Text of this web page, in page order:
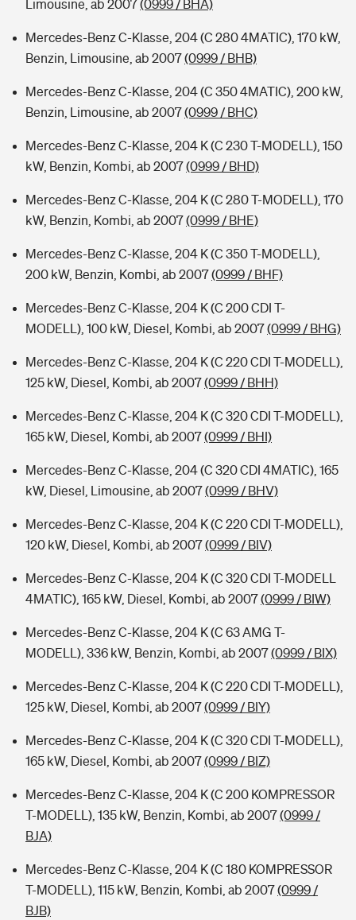
Limousine, ab 2007 (0999 / BHA)
Mercedes-Benz C-Klasse, 204 (C 280 4MATIC), 170 kW,
Benzin, Limousine, ab 2007(0999 / BHB)
Mercedes-Benz C-Klasse, 204 (C 350 4MATIC), 200 kW,
Benzin, Limousine, ab 2007(0999 / BHC)
Mercedes-Benz C-Klasse, 204 K (C 230 T-MODELL), 150
kW, Benzin, Kombi, ab 2007(0999 / BHD)
Mercedes-Benz C-Klasse, 204 K (C 280 T-MODELL), 170
kW, Benzin, Kombi, ab 2007(0999 / BHE)
Mercedes-Benz C-Klasse, 204 K (C 350 T-MODELL),
200 kW, Benzin, Kombi, ab 2007(0999 / BHF)
Mercedes-Benz C-Klasse, 204 K (C 200 CDI T-
MODELL), 100 kW, Diesel, Kombi, ab 2007(0999 / BHG)
Mercedes-Benz C-Klasse, 204 K (C 220 CDI T-MODELL),
125 kW, Diesel, Kombi, ab 2007(0999 / BHH)
Mercedes-Benz C-Klasse, 204 K (C 320 CDI T-MODELL),
165 kW, Diesel, Kombi, ab 2007(0999 / BHI)
Mercedes-Benz C-Klasse, 204 (C 320 CDI 4MATIC), 165
kW, Diesel, Limousine, ab 2007(0999 / BHV)
Mercedes-Benz C-Klasse, 204 K (C 220 CDI T-MODELL),
120 kW, Diesel, Kombi, ab 2007(0999 / BIV)
Mercedes-Benz C-Klasse, 204 K (C 320 CDI T-MODELL
4MATIC), 165 kW, Diesel, Kombi, ab 2007(0999 / BIW)
Mercedes-Benz C-Klasse, 204 K (C 63 AMG T-
MODELL), 336 kW, Benzin, Kombi, ab 2007(0999 / BIX)
Mercedes-Benz C-Klasse, 204 K (C 220 CDI T-MODELL),
125 kW, Diesel, Kombi, ab 2007(0999 / BIY)
Mercedes-Benz C-Klasse, 204 K (C 320 CDI T-MODELL),
165 kW, Diesel, Kombi, ab 2007(0999 / BIZ)
Mercedes-Benz C-Klasse, 204 K (C 200 KOMPRESSOR
T-MODELL), 135 kW, Benzin, Kombi, ab 2007(0999 /
BJA)
Mercedes-Benz C-Klasse, 204 K (C 180 KOMPRESSOR
T-MODELL), 115 kW, Benzin, Kombi, ab 2007(0999 /
BJB)